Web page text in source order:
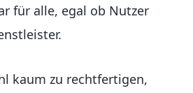
für alle, egal ob Nutzer
kaum zu rechtfertigen,